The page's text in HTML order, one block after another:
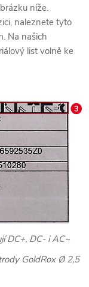
níže.
naleznete tyto
Na našich
list volně ke
DC+, DC- i AC~
GoldRox Ø 2,5